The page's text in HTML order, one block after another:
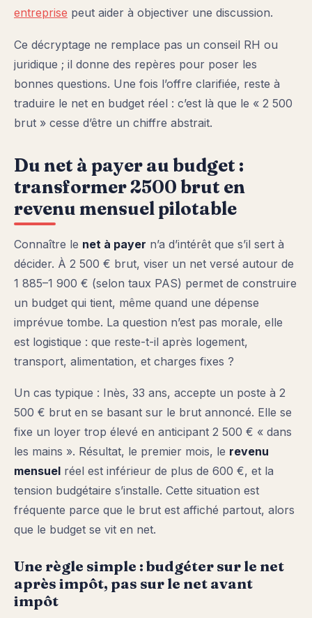
entreprise peut aider à objectiver une discussion.
Ce décryptage ne remplace pas un conseil RH ou
juridique ; il donne des repères pour poser les
bonnes questions. Une fois l’offre clarifiée, reste à
traduire le net en budget réel : c’est là que le « 2 500
brut » cesse d’être un chiffre abstrait.
Du net à payer au budget :
transformer 2500 brut en
revenu mensuel pilotable
Connaître le net à payer n’a d’intérêt que s’il sert à
décider. À 2 500 € brut, viser un net versé autour de
1 885–1 900 € (selon taux PAS) permet de construire
un budget qui tient, même quand une dépense
imprévue tombe. La question n’est pas morale, elle
est logistique : que reste-t-il après logement,
transport, alimentation, et charges fixes ?
Un cas typique : Inès, 33 ans, accepte un poste à 2
500 € brut en se basant sur le brut annoncé. Elle se
fixe un loyer trop élevé en anticipant 2 500 € « dans
les mains ». Résultat, le premier mois, le revenu
mensuel réel est inférieur de plus de 600 €, et la
tension budgétaire s’installe. Cette situation est
fréquente parce que le brut est affiché partout, alors
que le budget se vit en net.
Une règle simple : budgéter sur le net
après impôt, pas sur le net avant
impôt